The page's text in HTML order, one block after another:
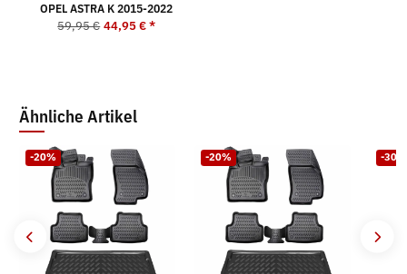
OPEL ASTRA K 2015-2022
59,95 € 44,95 €*
Ähnliche Artikel
-20% -20% -30%